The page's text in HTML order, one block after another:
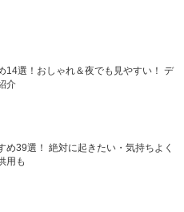
14選！おしゃれ＆夜でも見やすい！ デ
介
め39選！ 絶対に起きたい・気持ちよく
用も